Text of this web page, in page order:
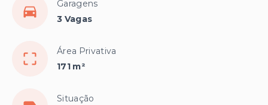
Garagens
3 Vagas
Área Privativa
171 m²
Situação